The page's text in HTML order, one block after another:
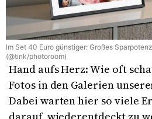
Im Set 40 Euro günstiger: Großes
(@tink/photoroom)
Hand aufs Herz: Wie oft
Fotos in den Galerien
Dabei warten hier so viele